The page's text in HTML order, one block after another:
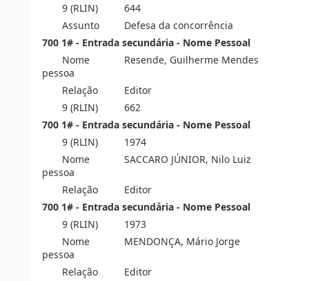
9 (RLIN)
644
Assunto
Defesa da concorrência
700 1# - Entrada secundária - Nome Pessoal
Nome
pessoa
Resende, Guilherme Mendes
Relação
Editor
9 (RLIN)
662
700 1# - Entrada secundária - Nome Pessoal
9 (RLIN)
1974
Nome
pessoa
SACCARO JÚNIOR, Nilo Luiz
Relação
Editor
700 1# - Entrada secundária - Nome Pessoal
9 (RLIN)
1973
Nome
pessoa
MENDONÇA, Mário Jorge
Relação
Editor